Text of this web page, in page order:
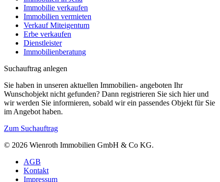
Immobilie verkaufen
Immobilien vermieten
Verkauf Miteigentum
Erbe verkaufen
Dienstleister
Immobilienberatung
Suchauftrag anlegen
Sie haben in unseren aktuellen Immobilien- angeboten Ihr
Wunschobjekt nicht gefunden? Dann registrieren Sie sich hier und
wir werden Sie informieren, sobald wir ein passendes Objekt für Sie
im Angebot haben.
Zum Suchauftrag
© 2026 Wienroth Immobilien GmbH & Co KG.
AGB
Kontakt
Impressum